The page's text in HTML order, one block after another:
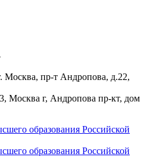
Москва, пр-т Андропова, д.22,
Москва г, Андропова пр-кт, дом